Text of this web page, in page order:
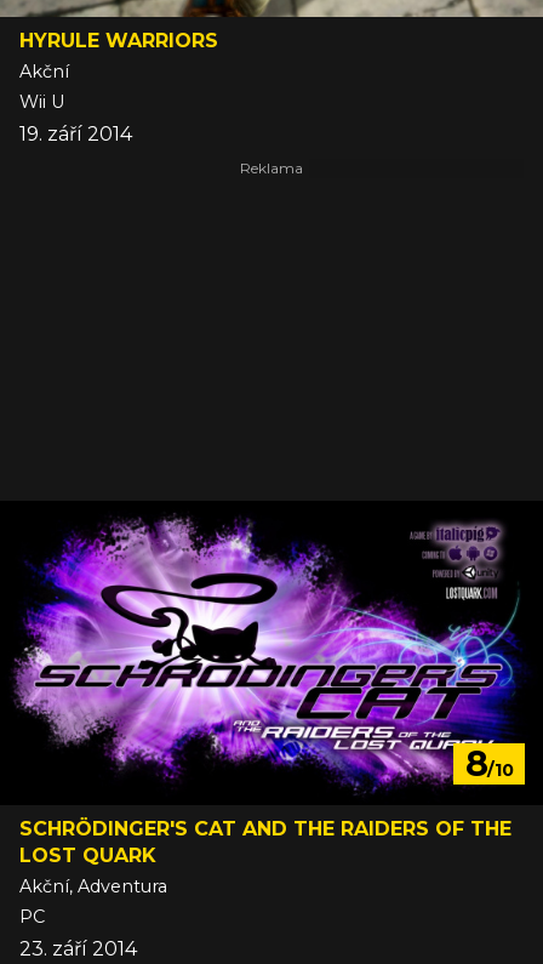
HYRULE WARRIORS
Akční
Wii U
19. září 2014
8/10
SCHRÖDINGER'S CAT AND THE RAIDERS OF THE
LOST QUARK
Akční, Adventura
PC
23. září 2014